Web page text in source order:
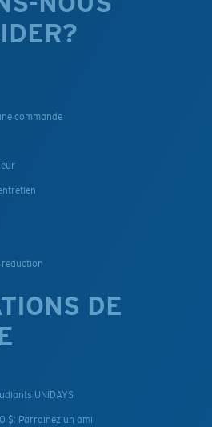
commande
reduction
DE
UNIDAYS
$: Parrainez un ami